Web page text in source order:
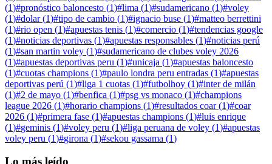
(1)#pronóstico baloncesto (1)#lima (1)#sudamericano (1)#voley
(1)#dolar(1)#tipo de cambio (1)#ignacio buse (1)#matteo berrettini
(1)#rio open (1)#apuestas tenis (1)#comercio (1)#tendencias google
(1)#noticias deportivas (1)#apuestas responsables (1)#noticias perú
(1)#san martin voley (1)#sudamericano de clubes voley 2026
(1)#apuestas deportivas peru (1)#unicaja (1)#apuestas baloncesto
(1)#cuotas champions (1)#paulo londra peru entradas (1)#apuestas
deportivas perú (1)#liga 1 cuotas (1)#futbolhoy (1)#inter de milán
(1)#2 de mayo (1)#benfica (1)#psg vs monaco (1)#champions
league 2026 (1)#horario champions (1)#resultados coar(1)#coar
2026 (1)#primera fase (1)#apuestas champions (1)#luis enrique
(1)#geminis (1)#voley peru (1)#liga peruana de voley (1)#apuestas
voley peru (1)#girona (1)#sekou gassama (1)